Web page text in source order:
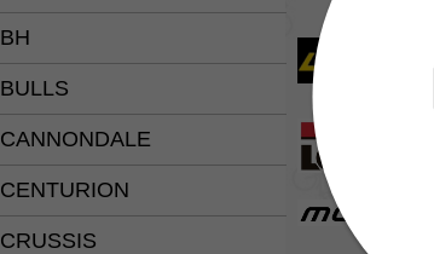
BH
BULLS
CANNONDALE
CENTURION
CRUSSIS